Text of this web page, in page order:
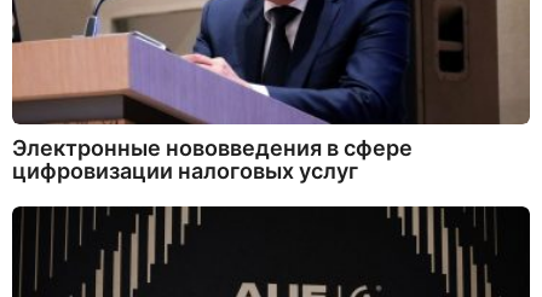
Электронные нововведения в сфере
цифровизации налоговых услуг